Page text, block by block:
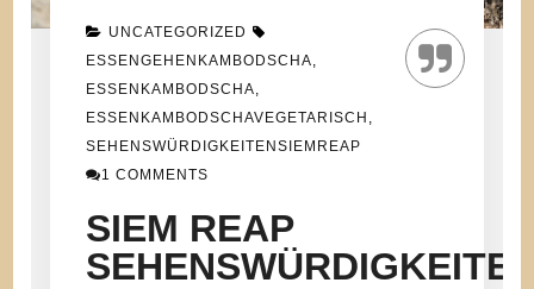
UNCATEGORIZED
ESSENGEHENKAMBODSCHA
ESSENKAMBODSCHA
ESSENKAMBODSCHAVEGETARISCH
SEHENSWÜRDIGKEITENSIEMREAP
1 COMMENTS
SIEM REAP